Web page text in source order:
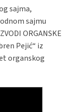
sajma,
sajmu
ORGANSKE
Pejić“ iz
organskog